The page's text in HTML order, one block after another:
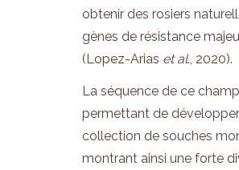
obtenir des rosiers
gènes de résistance
(Lopez-Arias et al., 2020).
La séquence de ce
permettant de
collection de souches
montrant ainsi une forte